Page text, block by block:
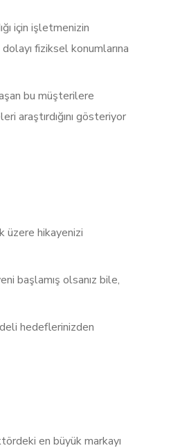
için işletmenizin
fiziksel konumlarına
bu müşterilere
araştırdığını gösteriyor
üzere hikayenizi
başlamış olsanız bile,
hedeflerinizden
en büyük markayı